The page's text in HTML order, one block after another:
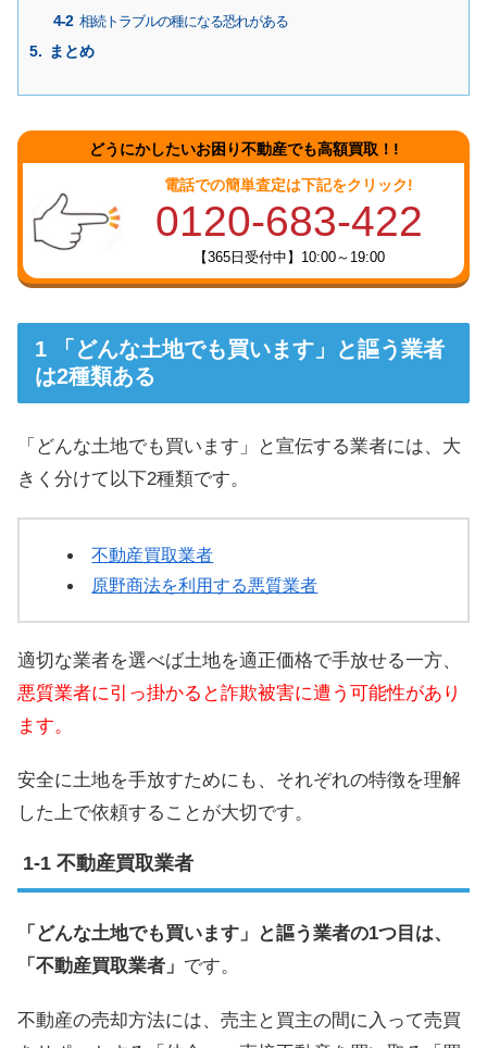
相続トラブルの種になる恐れがある
まとめ
どうにかしたいお困り不動産でも高額買取！!
電話での簡単査定は下記をクリック!
0120-683-422
【365日受付中】10:00～19:00
「どんな土地でも買います」と謳う業者
は2種類ある
「どんな土地でも買います」と宣伝する業者には、大
きく分けて以下2種類です。
不動産買取業者
原野商法を利用する悪質業者
適切な業者を選べば土地を適正価格で手放せる一方、
悪質業者に引っ掛かると詐欺被害に遭う可能性があり
ます。
安全に土地を手放すためにも、それぞれの特徴を理解
した上で依頼することが大切です。
不動産買取業者
「どんな土地でも買います」と謳う業者の1つ目は、
「不動産買取業者」 です。
不動産の売却方法には、売主と買主の間に入って売買